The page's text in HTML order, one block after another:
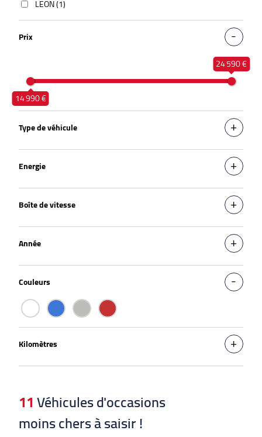
DACIA (1)
LEON (1)
Prix
14 990 €
24 590 €
Type de véhicule
Energie
Boîte de vitesse
Année
Couleurs
Kilomètres
11Véhicules d'occasions
moins chers à saisir !